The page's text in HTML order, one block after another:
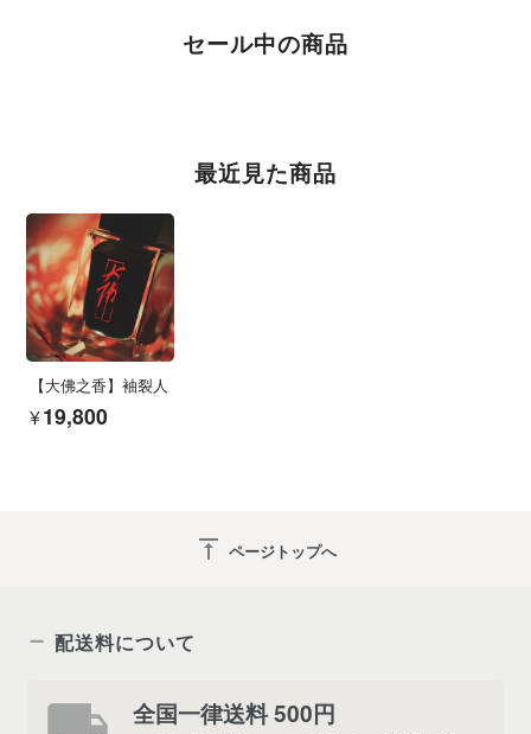
セール中の商品
最近見た商品
【大佛之香】袖裂人
¥19,800
vertical_align_top ページトップへ
配送料について
全国一律送料 500円